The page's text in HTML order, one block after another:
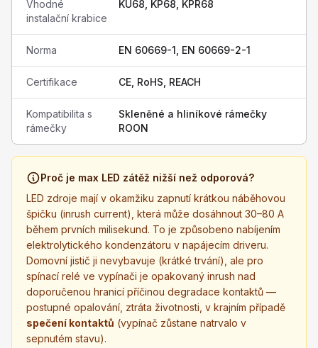
Vhodné
instalační krabice
KU68, KP68, KPR68
Norma EN 60669-1, EN 60669-2-1
Certifikace CE, RoHS, REACH
Kompatibilita s
rámečky
Skleněné a hliníkové rámečky
ROON
Proč je max LED zátěž nižší než odporová?
LED zdroje mají v okamžiku zapnutí krátkou náběhovou
špičku (inrush current), která může dosáhnout 30–80 A
během prvních milisekund. To je způsobeno nabíjením
elektrolytického kondenzátoru v napájecím driveru.
Domovní jistič ji nevybavuje (krátké trvání), ale pro
spínací relé ve vypínači je opakovaný inrush nad
doporučenou hranicí příčinou degradace kontaktů —
postupné opalování, ztráta životnosti, v krajním případě
spečení kontaktů (vypínač zůstane natrvalo v
sepnutém stavu).